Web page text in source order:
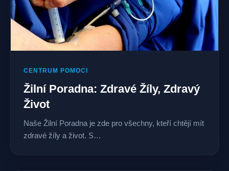
CENTRUM POMOCI
Žilní Poradna: Zdravé Žíly, Zdravý
Život
Naše Žilní Poradna je zde pro všechny, kteří chtějí mít
zdravé žíly a život. S…